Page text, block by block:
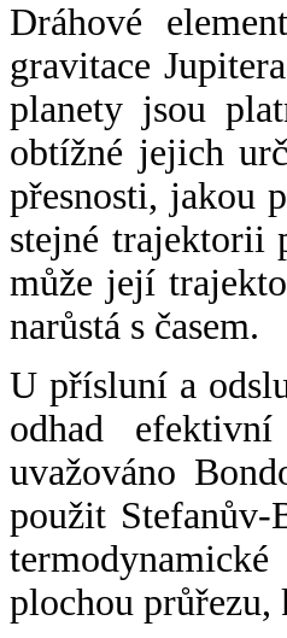
Dráhové
gravitace
planety jsou
obtížné jejich
přesnosti, jakou
stejné trajektorii
může její
narůstá s časem.
U přísluní a
odhad
uvažováno
použit
plochou průřezu,